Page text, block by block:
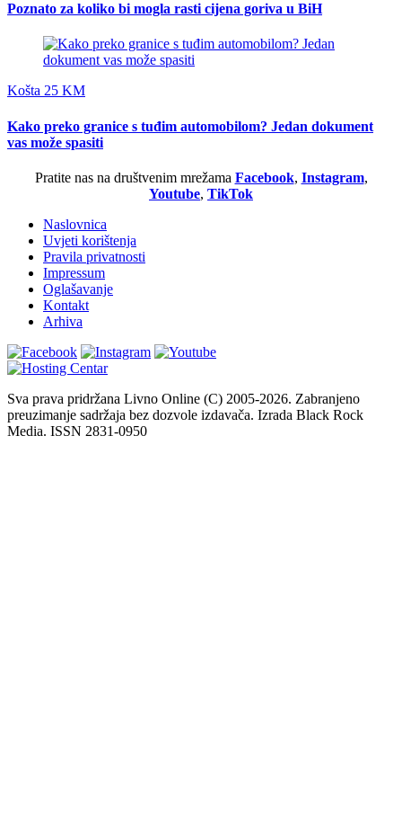
Poznato za koliko bi mogla rasti cijena goriva u BiH
Košta 25 KM
Kako preko granice s tuđim automobilom? Jedan dokument
vas može spasiti
Pratite nas na društvenim mrežama Facebook, Instagram,
Youtube, TikTok
Naslovnica
Uvjeti korištenja
Pravila privatnosti
Impressum
Oglašavanje
Kontakt
Arhiva
Sva prava pridržana Livno Online (C) 2005-2026. Zabranjeno
preuzimanje sadržaja bez dozvole izdavača. Izrada Black Rock
Media. ISSN 2831-0950